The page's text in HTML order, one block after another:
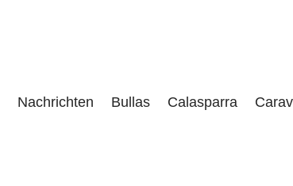
Nachrichten Bullas Calasparra